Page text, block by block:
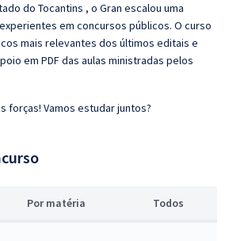
do Tocantins , o Gran escalou uma
em concursos públicos. O curso
mais relevantes dos últimos editais e
em PDF das aulas ministradas pelos
forças! Vamos estudar juntos?
Por matéria Todos